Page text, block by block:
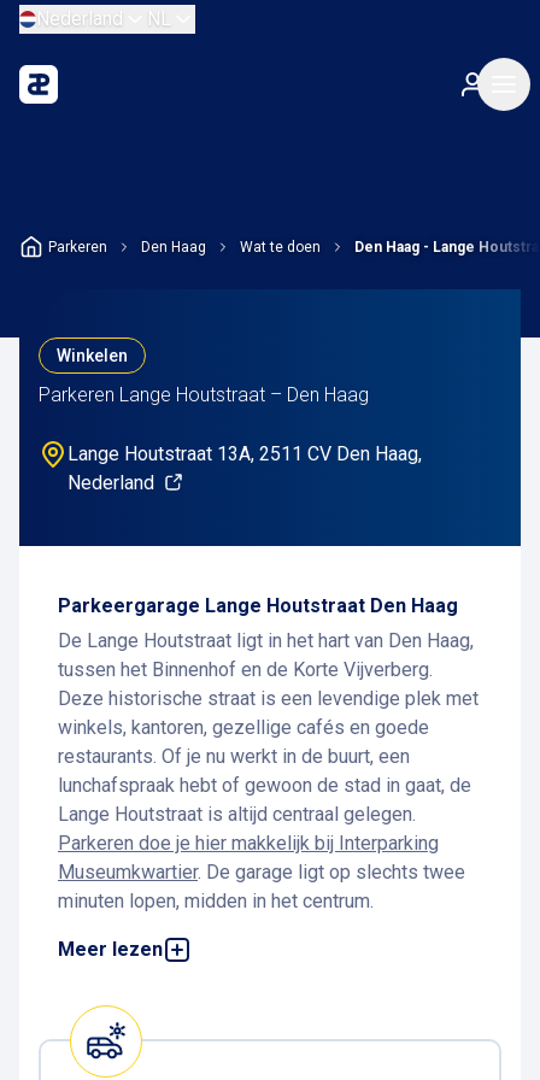
Nederland NL
Parkeren Den Haag Wat te doen Den Haag - Lange
Winkelen
Parkeren Lange Houtstraat – Den Haag
Lange Houtstraat 13A, 2511 CV Den Haag,
Nederland
Parkeergarage Lange Houtstraat Den Haag
De Lange Houtstraat ligt in het hart van Den Haag,
tussen het Binnenhof en de Korte Vijverberg.
Deze historische straat is een levendige plek met
winkels, kantoren, gezellige cafés en goede
restaurants. Of je nu werkt in de buurt, een
lunchafspraak hebt of gewoon de stad in gaat, de
Lange Houtstraat is altijd centraal gelegen.
Parkeren doe je hier makkelijk bij Interparking
Museumkwartier. De garage ligt op slechts twee
minuten lopen, midden in het centrum.
Meer lezen
Parkeren bij de Lange Houtstraat Den Haag
en voordelig in
De garage ligt direct om de hoek, zodat je snel op
je bestemming bent. Je parkeert hier veilig,